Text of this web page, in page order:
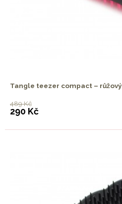
Tangle teezer compact – růžový
489 Kč
290 Kč